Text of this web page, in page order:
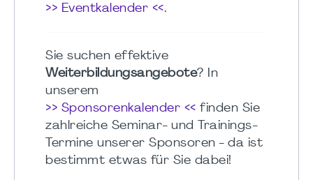
>> Eventkalender <<.
Sie suchen effektive
Weiterbildungsangebote? In
unserem
>> Sponsorenkalender << finden Sie
zahlreiche Seminar- und Trainings-
Termine unserer Sponsoren - da ist
bestimmt etwas für Sie dabei!